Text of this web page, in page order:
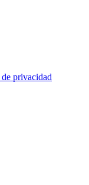
privacidad